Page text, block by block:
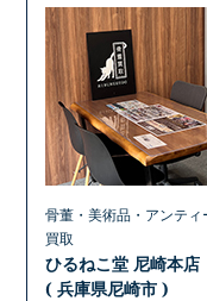
骨董・美術品・アンティ
買取
ひるねこ堂 尼崎本店
( 兵庫県尼崎市 )